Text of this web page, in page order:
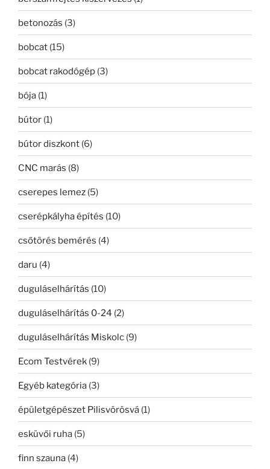
betonozás (3)
bobcat (15)
bobcat rakodógép (3)
bója (1)
bútor (1)
bútor diszkont (6)
CNC marás (8)
cserepes lemez (5)
cserépkályha építés (10)
csőtörés bemérés (4)
daru (4)
duguláselhárítás (10)
duguláselhárítás 0-24 (2)
duguláselhárítás Miskolc (9)
Ecom Testvérek (9)
Egyéb kategória (3)
épületgépészet Pilisvörösvá (1)
esküvői ruha (5)
finn szauna (4)